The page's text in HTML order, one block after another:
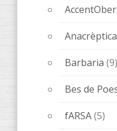
Anacrèptica
Barbaria (9)
Bes de
fARSA(5)